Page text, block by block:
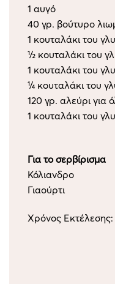
1 αυγό
40 γρ. βούτυρο
1 κουταλάκι του
½ κουταλάκι του
1 κουταλάκι του
¼ κουταλάκι του
120 γρ. αλεύρι για
1 κουταλάκι του
Για το σερβίρισμα
Κόλιανδρο
Γιαούρτι
Χρόνος